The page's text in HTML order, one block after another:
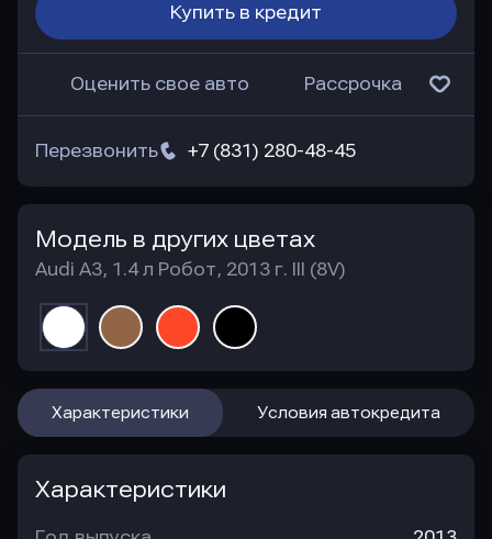
Купить в кредит
Оценить свое авто Рассрочка
+7 (831) 280-48-45
Перезвонить
Модель в других цветах
Audi A3, 1.4 л Робот, 2013 г. III (8V)
Характеристики Условия автокредита
Характеристики